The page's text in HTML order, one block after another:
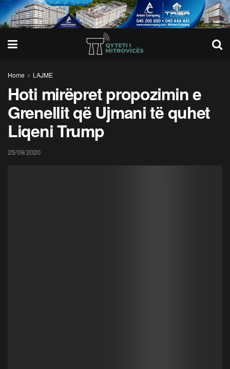
Home LAJME
Hoti mirëpret propozimin e
Grenellit që Ujmani të quhet
Liqeni Trump
25/09/2020